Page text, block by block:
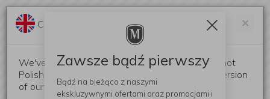
×
Change language?
We've detected that your browser language is not
Polish. Would you like to switch to the English version
of our website?
Zawsze bądź pierwszy
Bądź na bieżąco z naszymi
ekskluzywnymi ofertami oraz promocjami i